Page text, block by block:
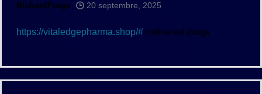
RichardForge 20 septembre, 2025
https://vitaledgepharma.shop/# online ed drugs